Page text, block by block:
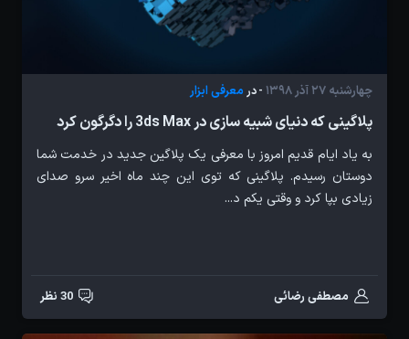
چهارشنبه 27 آذر 1398 - در معرفی ابزار
پلاگینی که دنیای شبیه سازی در 3ds Max را دگرگون کرد
به یاد ایام قدیم امروز با معرفی یک پلاگین جدید در خدمت شما
دوستان رسیدم. پلاگینی که توی این چند ماه اخیر سرو صدای
زیادی بپا کرد و وقتی یکم د...
مصطفی رضائی 30 نظر